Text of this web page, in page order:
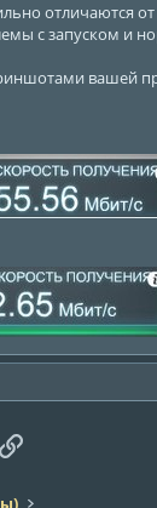
отличаются
с запуском
вашей
почта
Ссылка